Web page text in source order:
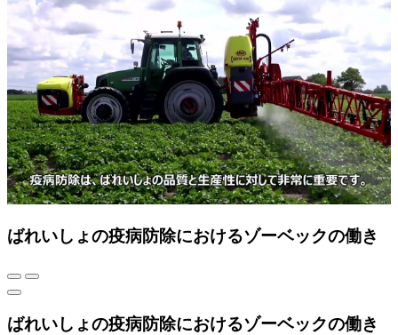
ばれいしょの疫病防除におけるゾーベックの働き
ばれいしょの疫病防除におけるゾーベックの働き